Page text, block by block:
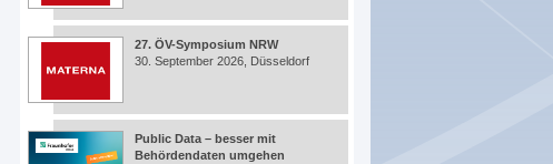
27. ÖV-Symposium NRW
30. September 2026, Düsseldorf
Public Data – besser mit
Behördendaten umgehen